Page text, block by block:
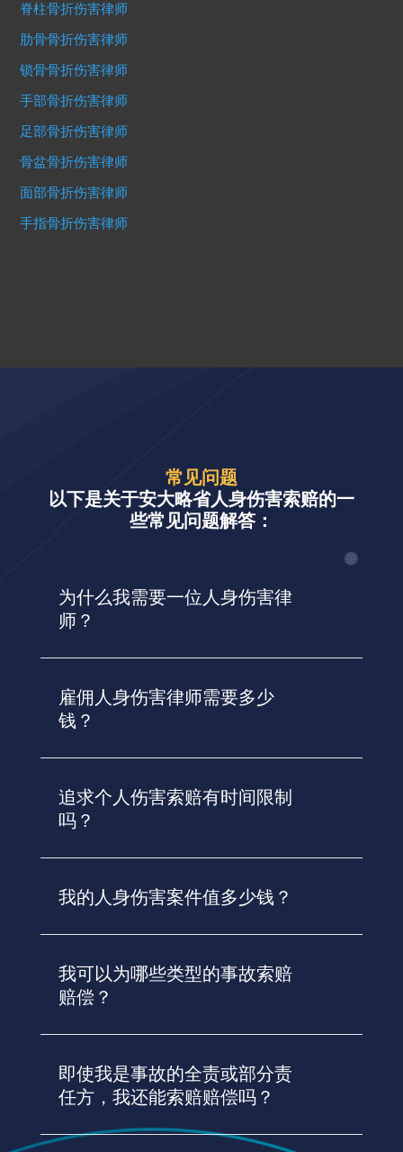
脊柱骨折伤害律师
肋骨骨折伤害律师
锁骨骨折伤害律师
手部骨折伤害律师
足部骨折伤害律师
骨盆骨折伤害律师
面部骨折伤害律师
手指骨折伤害律师
常见问题
以下是关于安大略省人身伤害索赔的一
些常见问题解答：
为什么我需要一位人身伤害律
师？
雇佣人身伤害律师需要多少
钱？
追求个人伤害索赔有时间限制
吗？
我的人身伤害案件值多少钱？
我可以为哪些类型的事故索赔
赔偿？
即使我是事故的全责或部分责
任方，我还能索赔赔偿吗？